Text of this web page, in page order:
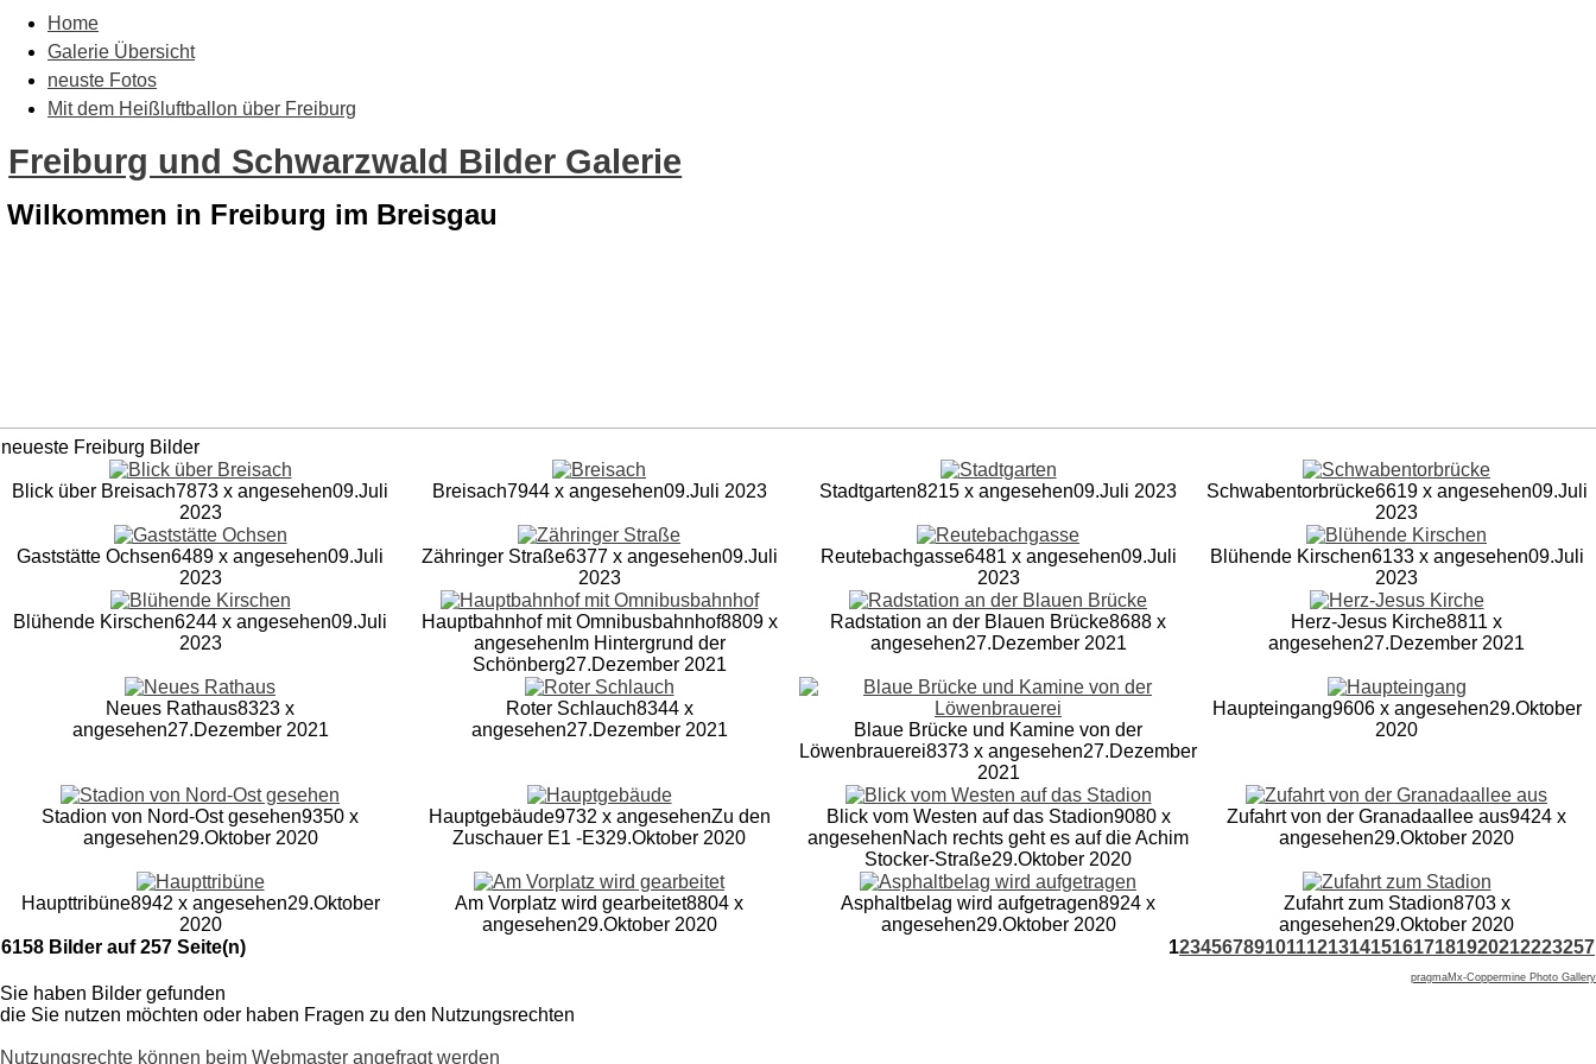
Home
Galerie Übersicht
neuste Fotos
Mit dem Heißluftballon über Freiburg
Freiburg und Schwarzwald Bilder Galerie
Wilkommen in Freiburg im Breisgau
neueste Freiburg Bilder
Blick über Breisach7873 x angesehen09.Juli
2023
Breisach7944 x angesehen09.Juli 2023 Stadtgarten8215 x angesehen09.Juli 2023 Schwabentorbrücke6619 x angesehen09.Juli
2023
Gaststätte Ochsen6489 x angesehen09.Juli
2023
Zähringer Straße6377 x angesehen09.Juli
2023
Reutebachgasse6481 x angesehen09.Juli
2023
Blühende Kirschen6133 x angesehen09.Juli
2023
Blühende Kirschen6244 x angesehen09.Juli
2023
Hauptbahnhof mit Omnibusbahnhof8809 x
angesehen Im Hintergrund der
Schönberg27.Dezember 2021
Radstation an der Blauen Brücke8688 x
angesehen27.Dezember 2021
Herz-Jesus Kirche8811 x
angesehen27.Dezember 2021
Neues Rathaus8323 x
angesehen27.Dezember 2021
Roter Schlauch8344 x
angesehen27.Dezember 2021
Blaue Brücke und Kamine von der
Löwenbrauerei8373 x angesehen27.Dezember
2021
Haupteingang9606 x angesehen29.Oktober
2020
Stadion von Nord-Ost gesehen9350 x
angesehen29.Oktober 2020
Hauptgebäude9732 x angesehenZu den
Zuschauer E1 -E329.Oktober 2020
Blick vom Westen auf das Stadion9080 x
angesehenNach rechts geht es auf die Achim
Stocker-Straße29.Oktober 2020
Zufahrt von der Granadaallee aus9424 x
angesehen29.Oktober 2020
Haupttribüne8942 x angesehen29.Oktober
2020
Am Vorplatz wird gearbeitet8804 x
angesehen29.Oktober 2020
Asphaltbelag wird aufgetragen8924 x
angesehen29.Oktober 2020
Zufahrt zum Stadion8703 x
angesehen29.Oktober 2020
6158 Bilder auf 257 Seite(n)
1234567891011121314151617181920212223257
pragmaMx-Coppermine Photo Gallery
Sie haben Bilder gefunden
die Sie nutzen möchten oder haben Fragen zu den Nutzungsrechten
Nutzungsrechte können beim Webmaster angefragt werden